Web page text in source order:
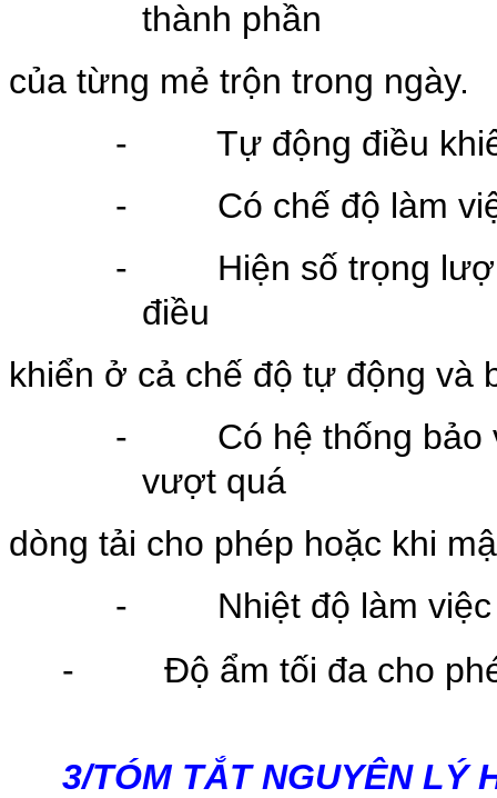
thành phần
của từng mẻ trộn trong ngày.
-
Tự động điều
-
Có chế độ làm
-
Hiện số trọng
điều
khiển ở cả chế độ tự động và
-
Có hệ thống bảo
vượt quá
dòng tải cho phép hoặc khi
-
Nhiệt độ làm
-
Độ ẩm tối đa cho
3/TÓM TẮT NGUYÊN LÝ